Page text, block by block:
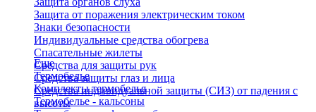
Защита от поражения электрическим током
Знаки безопасности
Индивидуальные средства обогрева
Спасательные жилеты
Средства для защиты рук
Средства защиты глаз и лица
Средства индивидуальной защиты (СИЗ) от падения с
высоты
Еще
Термобелье
Комплекты термобелья
Термобелье - кальсоны